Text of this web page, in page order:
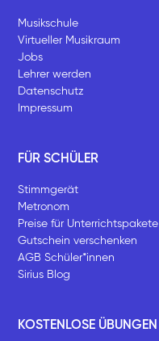
Musikschule
Virtueller Musikraum
Jobs
Lehrer werden
Datenschutz
Impressum
FÜR SCHÜLER
Stimmgerät
Metronom
Preise für Unterrichtspakete
Gutschein verschenken
AGB Schüler*innen
Sirius Blog
KOSTENLOSE ÜBUNGEN